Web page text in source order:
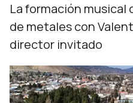
La formación
de metales con
director invitado